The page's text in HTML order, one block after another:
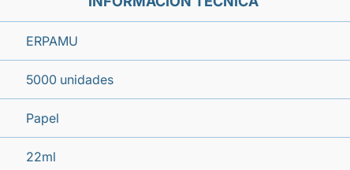
ERPAMU
5000 unidades
Papel
22ml